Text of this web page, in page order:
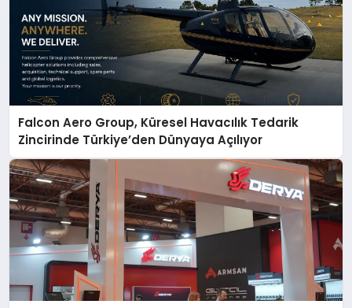
Falcon Aero Group, Küresel Havacılık Tedarik
Zincirinde Türkiye’den Dünyaya Açılıyor